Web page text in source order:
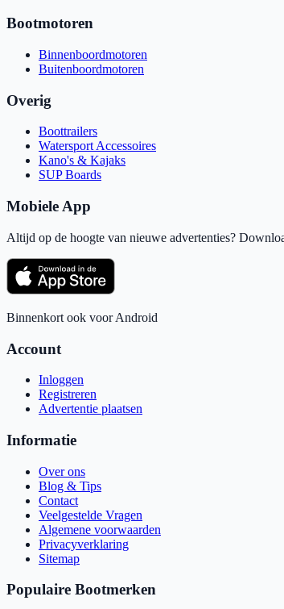
Bootmotoren
Binnenboordmotoren
Buitenboordmotoren
Overig
Boottrailers
Watersport Accessoires
Kano's & Kajaks
SUP Boards
Mobiele App
Altijd op de hoogte van nieuwe advertenties?
Binnenkort ook voor Android
Account
Inloggen
Registreren
Advertentie plaatsen
Informatie
Over ons
Blog & Tips
Contact
Veelgestelde Vragen
Algemene voorwaarden
Privacyverklaring
Sitemap
Populaire Bootmerken